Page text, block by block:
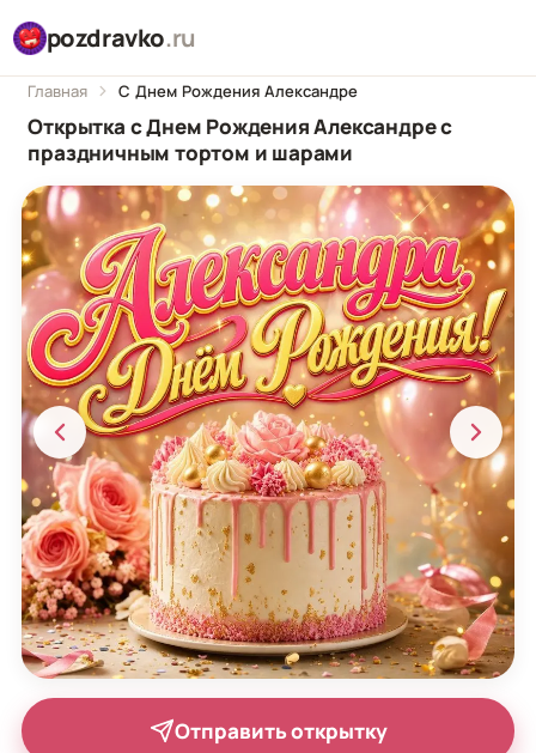
pozdravko.ru
Главная С Днем Рождения Александре
Открытка с Днем Рождения Александре с
праздничным тортом и шарами
Отправить открытку